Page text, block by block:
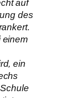
auf
des
einem
ein